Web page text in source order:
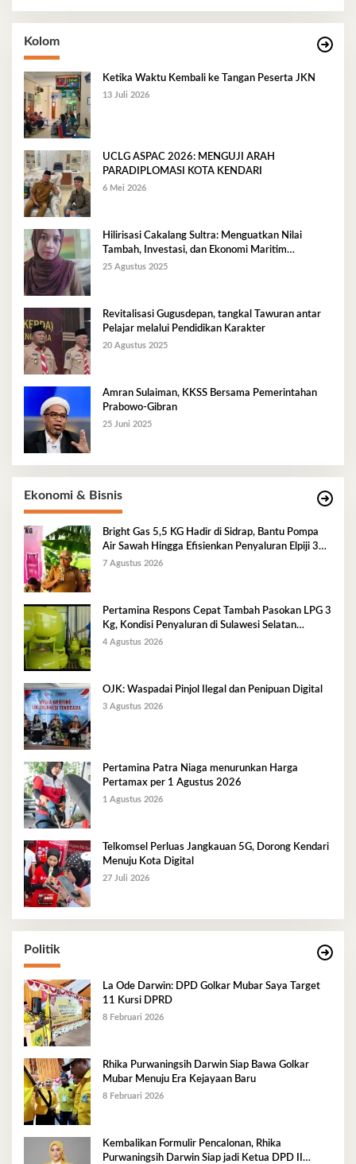
Kolom
Ketika Waktu Kembali ke Tangan Peserta JKN
13 Juli 2026
UCLG ASPAC 2026: MENGUJI ARAH
PARADIPLOMASI KOTA KENDARI
6 Mei 2026
Hilirisasi Cakalang Sultra: Menguatkan Nilai
Tambah, Investasi, dan Ekonomi Maritim
Berkelanjutan
25 Agustus 2025
Revitalisasi Gugusdepan, tangkal Tawuran antar
Pelajar melalui Pendidikan Karakter
20 Agustus 2025
Amran Sulaiman, KKSS Bersama Pemerintahan
Prabowo-Gibran
25 Juni 2025
Ekonomi & Bisnis
Bright Gas 5,5 KG Hadir di Sidrap, Bantu Pompa
Air Sawah Hingga Efisienkan Penyaluran Elpiji 3
Kg
7 Agustus 2026
Pertamina Respons Cepat Tambah Pasokan LPG 3
Kg, Kondisi Penyaluran di Sulawesi Selatan
Berlangsung Kondusif
4 Agustus 2026
OJK: Waspadai Pinjol Ilegal dan Penipuan Digital
3 Agustus 2026
Pertamina Patra Niaga menurunkan Harga
Pertamax per 1 Agustus 2026
1 Agustus 2026
Telkomsel Perluas Jangkauan 5G, Dorong Kendari
Menuju Kota Digital
27 Juli 2026
Politik
La Ode Darwin: DPD Golkar Mubar Saya Target
11 Kursi DPRD
8 Februari 2026
Rhika Purwaningsih Darwin Siap Bawa Golkar
Mubar Menuju Era Kejayaan Baru
8 Februari 2026
Kembalikan Formulir Pencalonan, Rhika
Purwaningsih Darwin Siap jadi Ketua DPD II